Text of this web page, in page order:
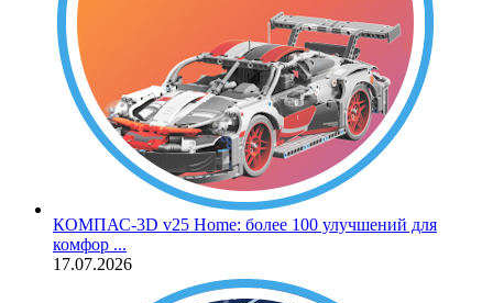
КОМПАС‑3D v25 Home: более 100 улучшений для
комфор ...
17.07.2026